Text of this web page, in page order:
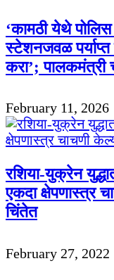
‘कामठी येथे पोलिस
स्टेशनजवळ पर्याप्त
करा’;
February 11, 2026
रशिया-युक्रेन
एकदा क्षेपणास्त्र
चिंतेत
February 27, 2022